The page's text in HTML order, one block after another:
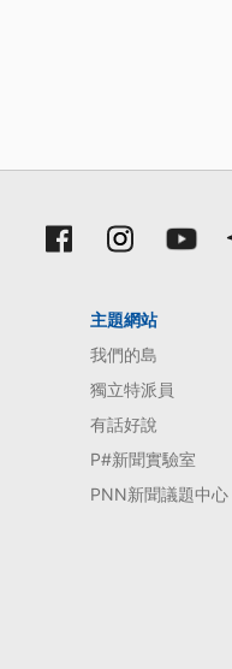
舊金山的住宅車庫傳
主題網站
我們的島
獨立特派員
有話好說
P#新聞實驗室
PNN新聞議題中心